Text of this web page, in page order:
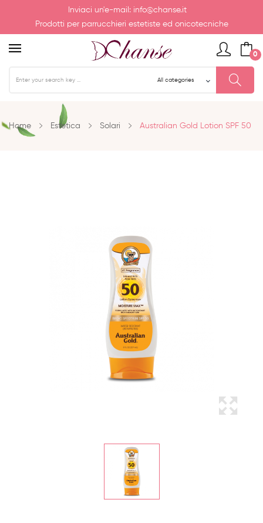
Inviaci un'e-mail: info@chanse.it
Prodotti per parrucchieri estetiste ed onicotecniche
0
Home Estetica Solari Australian Gold Lotion SPF 50